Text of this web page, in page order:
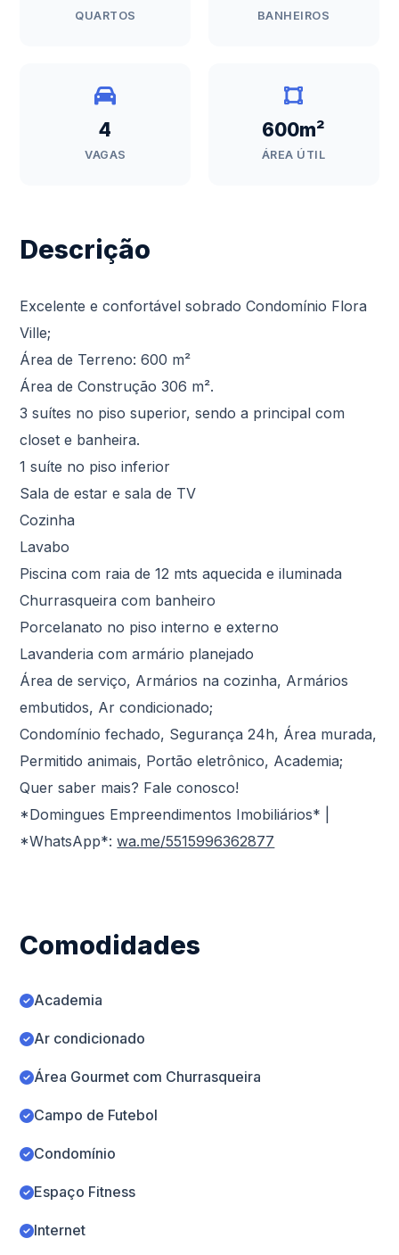
QUARTOS BANHEIROS
4
VAGAS
600m²
ÁREA ÚTIL
Descrição
Excelente e confortável sobrado Condomínio Flora
Ville;
Área de Terreno: 600 m²
Área de Construção 306 m².
3 suítes no piso superior, sendo a principal com
closet e banheira.
1 suíte no piso inferior
Sala de estar e sala de TV
Cozinha
Lavabo
Piscina com raia de 12 mts aquecida e iluminada
Churrasqueira com banheiro
Porcelanato no piso interno e externo
Lavanderia com armário planejado
Área de serviço, Armários na cozinha, Armários
embutidos, Ar condicionado;
Condomínio fechado, Segurança 24h, Área murada,
Permitido animais, Portão eletrônico, Academia;
Quer saber mais? Fale conosco!
*Domingues Empreendimentos Imobiliários* |
*WhatsApp*:wa.me/5515996362877
Comodidades
Academia
Ar condicionado
Área Gourmet com Churrasqueira
Campo de Futebol
Condomínio
Espaço Fitness
Internet